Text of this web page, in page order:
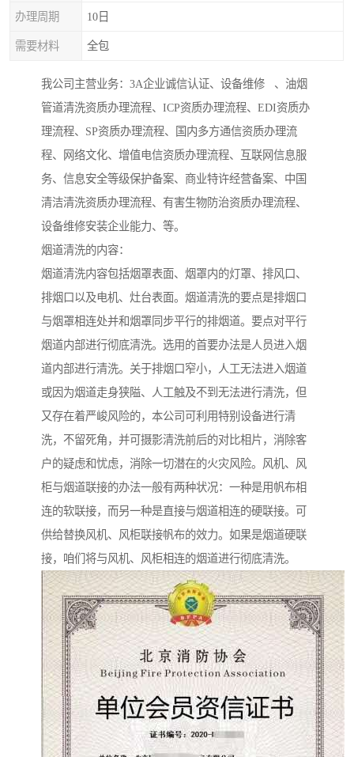
办理周期 10日
需要材料 全包
我公司主营业务：3A企业诚信认证、设备维修 、油烟
管道清洗资质办理流程、ICP资质办理流程、EDI资质办
理流程、SP资质办理流程、国内多方通信资质办理流
程、网络文化、增值电信资质办理流程、互联网信息服
务、信息安全等级保护备案、商业特许经营备案、中国
清洁清洗资质办理流程、有害生物防治资质办理流程、
设备维修安装企业能力、等。
烟道清洗的内容：
烟道清洗内容包括烟罩表面、烟罩内的灯罩、排风口、
排烟口以及电机、灶台表面。烟道清洗的要点是排烟口
与烟罩相连处并和烟罩同步平行的排烟道。要点对平行
烟道内部进行彻底清洗。选用的首要办法是人员进入烟
道内部进行清洗。关于排烟口窄小，人工无法进入烟道
或因为烟道走身狭隘、人工触及不到无法进行清洗，但
又存在着严峻风险的，本公司可利用特别设备进行清
洗，不留死角，并可摄影清洗前后的对比相片，消除客
户的疑虑和忧虑，消除一切潜在的火灾风险。风机、风
柜与烟道联接的办法一般有两种状况：一种是用帆布相
连的软联接，而另一种是直接与烟道相连的硬联接。可
供给替换风机、风柜联接帆布的效力。如果是烟道硬联
接，咱们将与风机、风柜相连的烟道进行彻底清洗。